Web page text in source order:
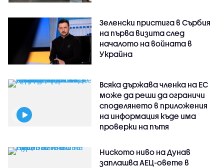
Зеленски пристига в Сърбия
на първа визита след
началото на войната в
Украйна
Всяка държава членка на ЕС
може да реши да ограничи
споделянето в приложения
на информация къде има
проверки на пътя
Ниското ниво на Дунав
заплашва АЕЦ-овете в